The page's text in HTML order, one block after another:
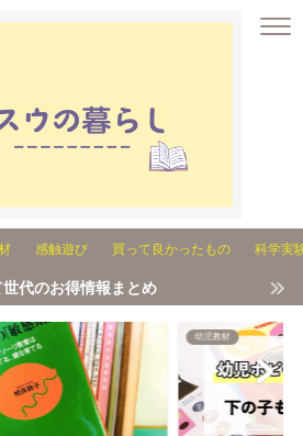
感触遊び 買って良かったもの 科学実
代のお得情報まとめ
幼児教材